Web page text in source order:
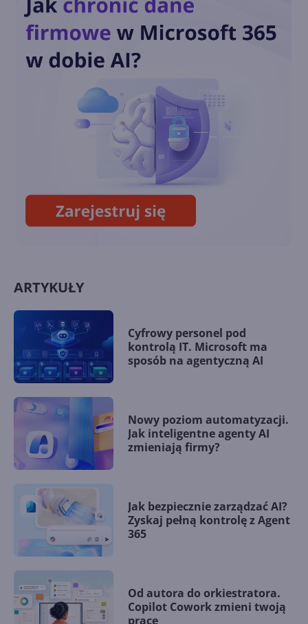
Call of Duty: Black Ops 6 od
Zagramy w posiadane gry w
ramach Xbox Cloud Gaming
ARTYKUŁY
Cyfrowy personel pod
kontrolą IT. Microsoft ma
sposób na agentyczną AI
Nowy poziom automatyzacji.
Jak inteligentne agenty AI
zmieniają firmy?
Jak bezpiecznie zarządzać AI?
Zyskaj pełną kontrolę z Agent
365
Od autora do orkiestratora.
Copilot Cowork zmieni twoją
pracę